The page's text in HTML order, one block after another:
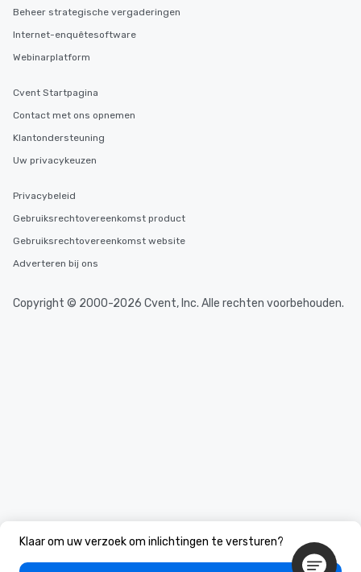
Klaar om uw verzoek om inlichtingen te versturen?
Beheer strategische vergaderingen
Internet-enquêtesoftware
Webinarplatform
Cvent Startpagina
Contact met ons opnemen
Klantondersteuning
Uw privacykeuzen
Privacybeleid
Gebruiksrechtovereenkomst product
Gebruiksrechtovereenkomst website
Adverteren bij ons
Copyright © 2000-2026 Cvent, Inc. Alle rechten voorbehouden.